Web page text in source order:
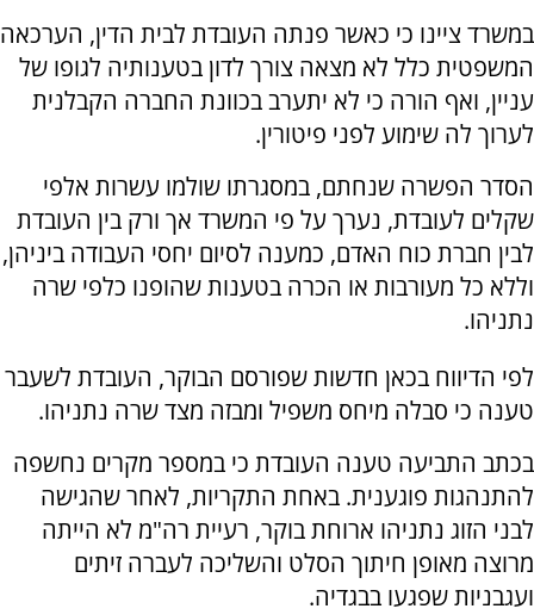
במשרד ציינו כי כאשר פנתה העובדת לבית הדין, הערכאה
המשפטית כלל לא מצאה צורך לדון בטענותיה לגופו של
עניין, ואף הורה כי לא יתערב בכוונת החברה הקבלנית
לערוך לה שימוע לפני פיטורין.
הסדר הפשרה שנחתם, במסגרתו שולמו עשרות אלפי
שקלים לעובדת, נערך על פי המשרד אך ורק בין העובדת
לבין חברת כוח האדם, כמענה לסיום יחסי העבודה ביניהן,
וללא כל מעורבות או הכרה בטענות שהופנו כלפי שרה
נתניהו.
לפי הדיווח בכאן חדשות שפורסם הבוקר, העובדת לשעבר
טענה כי סבלה מיחס משפיל ומבזה מצד שרה נתניהו.
בכתב התביעה טענה העובדת כי במספר מקרים נחשפה
להתנהגות פוגענית. באחת התקריות, לאחר שהגישה
לבני הזוג נתניהו ארוחת בוקר, רעיית רה"מ לא הייתה
מרוצה מאופן חיתוך הסלט והשליכה לעברה זיתים
ועגבניות שפגעו בבגדיה.